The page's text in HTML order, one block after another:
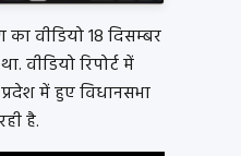
वीडियो 18 दिसम्बर
वीडियो रिपोर्ट में
में हुए विधानसभा
है.